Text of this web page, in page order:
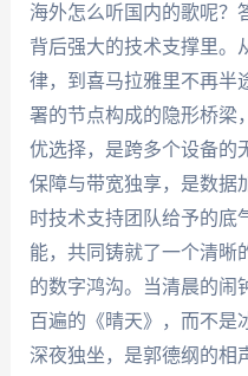
海外怎么听国内的歌呢？
背后强大的技术支撑里。
律，到喜马拉雅里不再半
署的节点构成的隐形桥梁
优选择，是跨多个设备的
保障与带宽独享，是数据
时技术支持团队给予的底
能，共同铸就了一个清晰
的数字鸿沟。当清晨的闹
百遍的《晴天》，而不是
深夜独坐，是郭德纲的相